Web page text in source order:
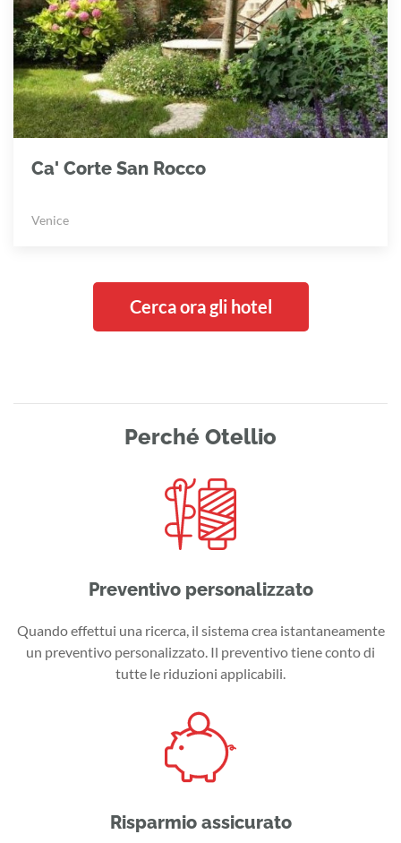
Ca' Corte San Rocco
Venice
Cerca ora gli hotel
Perché Otellio
Preventivo personalizzato
Quando effettui una ricerca, il sistema crea istantaneamente
un preventivo personalizzato. Il preventivo tiene conto di
tutte le riduzioni applicabili.
Risparmio assicurato